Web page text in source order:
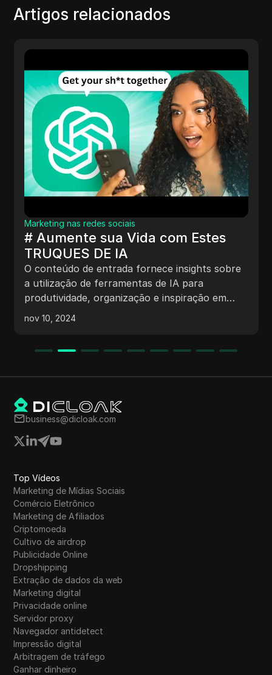
Artigos relacionados
Marketing nas redes sociais
# Aumente sua Vida com Estes
TRUQUES DE IA
O conteúdo de entrada fornece insights sobre
a utilização de ferramentas de IA para
produtividade, organização e inspiração em
vários aspectos da vida, incluindo a criação de
agendas diárias, geração de planos de refeições
nov 10, 2024
business@dicloak.com
Top Vídeos
Marketing de Mídias Sociais
Comércio Eletrônico
Marketing de Afiliados
Criptomoeda
Cultivo de airdrop
Publicidade Online
Dropshipping
Extração de dados da web
Marketing digital
Privacidade online
Servidor proxy
Navegador antidetect
Impressão digital
Arbitragem de tráfego
Ganhar dinheiro